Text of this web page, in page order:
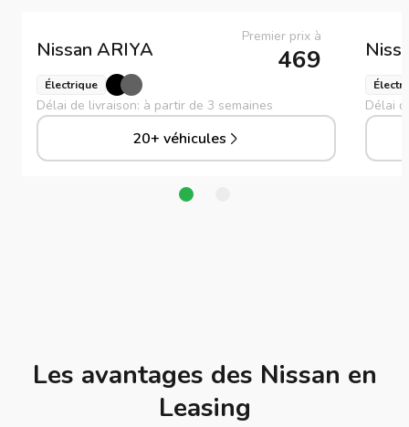
Nissan ARIYA
Premier prix à
469
Électrique
Délai de livraison: à partir de 3 semaines
20+ véhicules
Délai
Les avantages des Nissan en
Leasing